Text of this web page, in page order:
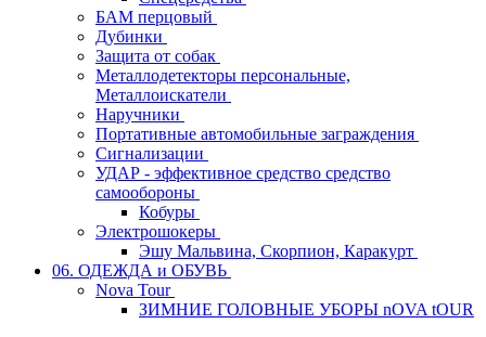
БАМ перцовый
Дубинки
Защита от собак
Металлодетекторы персональные,
Металлоискатели
Наручники
Портативные автомобильные заграждения
Сигнализации
УДАР - эффективное средство средство
самообороны
Кобуры
Электрошокеры
Эшу Мальвина, Скорпион, Каракурт
06. ОДЕЖДА и ОБУВЬ
Nova Tour
ЗИМНИЕ ГОЛОВНЫЕ УБОРЫ nOVA tOUR